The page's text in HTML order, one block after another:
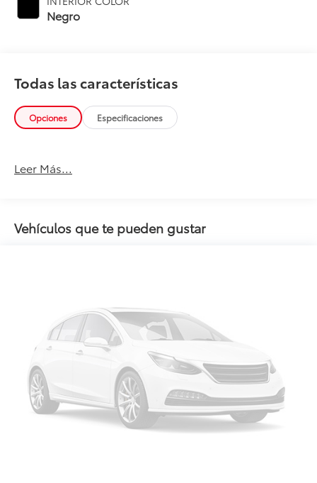
Negro
Todas las características
Opciones Especificaciones
Leer Más...
Vehículos que te pueden gustar